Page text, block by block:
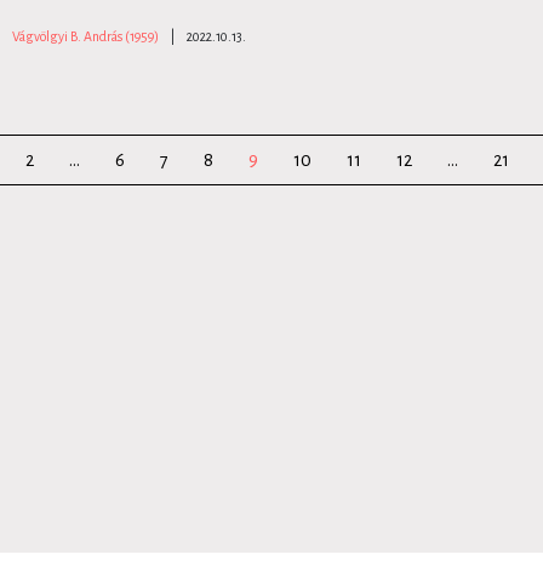
Vágvölgyi B. András (1959) 2022.10.13.
2 ... 6 7 8 9 10 11 12 ... 21